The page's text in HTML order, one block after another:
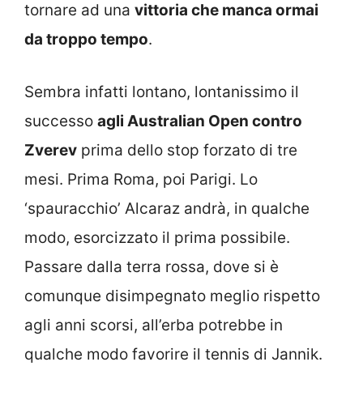
tornare ad una vittoria che manca ormai
da troppo tempo.
Sembra infatti lontano, lontanissimo il
successo agli Australian Open contro
Zverev prima dello stop forzato di tre
mesi. Prima Roma, poi Parigi. Lo
‘spauracchio’ Alcaraz andrà, in qualche
modo, esorcizzato il prima possibile.
Passare dalla terra rossa, dove si è
comunque disimpegnato meglio rispetto
agli anni scorsi, all’erba potrebbe in
qualche modo favorire il tennis di Jannik.